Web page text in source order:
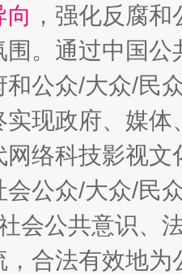
魏明亮
向 ，强化反腐
。通过中国
和公众/大众/民
现政府、媒
网络科技影视
会公众/大众/民
会公共意识、
合法有效地